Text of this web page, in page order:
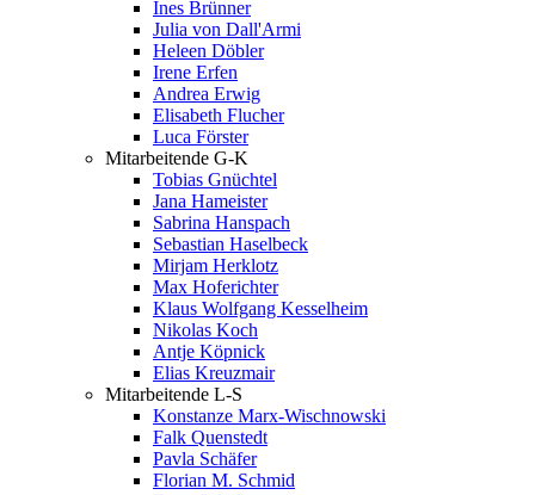
Ines Brünner
Julia von Dall'Armi
Heleen Döbler
Irene Erfen
Andrea Erwig
Elisabeth Flucher
Luca Förster
Mitarbeitende G-K
Tobias Gnüchtel
Jana Hameister
Sabrina Hanspach
Sebastian Haselbeck
Mirjam Herklotz
Max Hoferichter
Klaus Wolfgang Kesselheim
Nikolas Koch
Antje Köpnick
Elias Kreuzmair
Mitarbeitende L-S
Konstanze Marx-Wischnowski
Falk Quenstedt
Pavla Schäfer
Florian M. Schmid